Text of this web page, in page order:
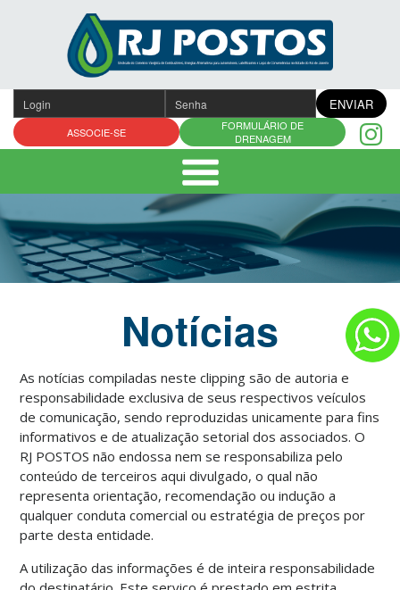
conteúdo
ENVIAR
ASSOCIE-SE
FORMULÁRIO DE
DRENAGEM
Notícias
As notícias compiladas neste clipping são de autoria e
responsabilidade exclusiva de seus respectivos veículos
de comunicação, sendo reproduzidas unicamente para fins
informativos e de atualização setorial dos associados. O
RJ POSTOS não endossa nem se responsabiliza pelo
conteúdo de terceiros aqui divulgado, o qual não
representa orientação, recomendação ou indução a
qualquer conduta comercial ou estratégia de preços por
parte desta entidade.
A utilização das informações é de inteira responsabilidade